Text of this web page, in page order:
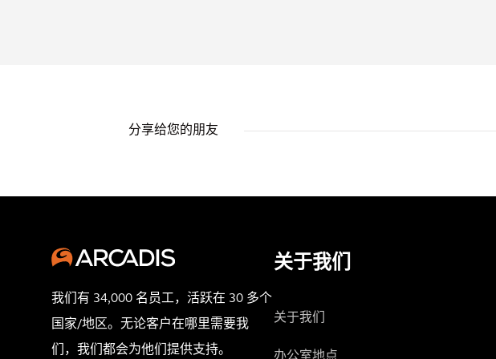
分享给您的朋友
我们有 34,000 名员工，活跃在 30 多个
国家/地区。无论客户在哪里需要我
们，我们都会为他们提供支持。
关于我们
关于我们